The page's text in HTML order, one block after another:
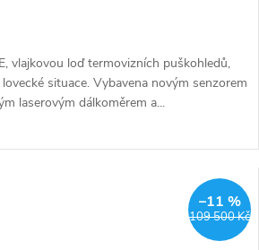
vlajkovou loď termovizních puškohledů,
situace. Vybavena novým senzorem
laserovým dálkoměrem a...
109 500 Kč
–11 %